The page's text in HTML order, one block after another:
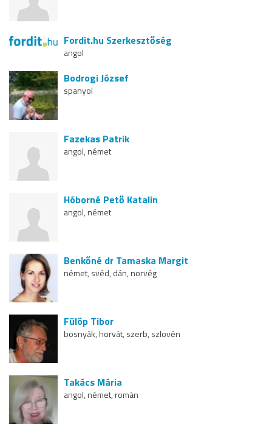
Fordit.hu Szerkesztőség
angol
Bodrogi József
spanyol
Fazekas Patrik
angol, német
Hóborné Pető Katalin
angol, német
Benkőné dr Tamaska Margit
német, svéd, dán, norvég
Fülöp Tibor
bosnyák, horvát, szerb, szlovén
Takács Mária
angol, német, román